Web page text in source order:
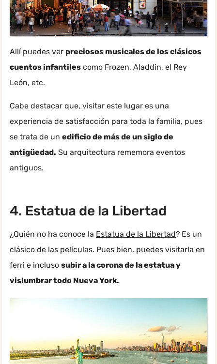
Allí puedes ver preciosos musicales de los clásicos
cuentos infantiles como Frozen, Aladdin, el Rey
León, etc.
Cabe destacar que, visitar este lugar es una
experiencia de satisfacción para toda la familia, pues
se trata de un edificio de más de un siglo de
antigüedad. Su arquitectura rememora eventos
antiguos.
4. Estatua de la Libertad
¿Quién no ha conoce la Estatua de la Libertad? Es un
clásico de las películas. Pues bien, puedes visitarla en
ferri e incluso subir a la corona de la estatua y
vislumbrar todo Nueva York.